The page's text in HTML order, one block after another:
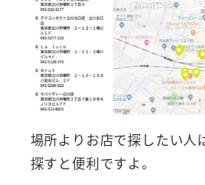
場所よりお店で探したい人
探すと便利ですよ。